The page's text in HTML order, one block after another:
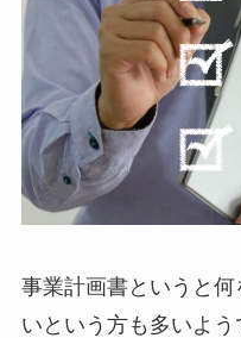
事業計画書というと
いという方も多いよう